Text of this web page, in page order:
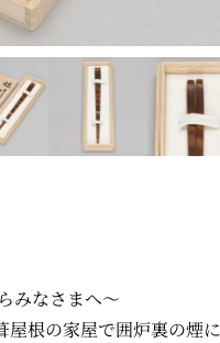
みなさまへ～
屋根の家屋で囲炉裏の煙